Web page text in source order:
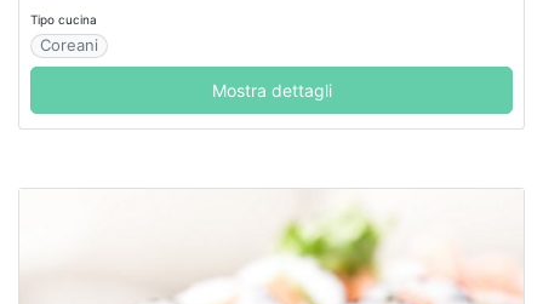
passione, per deliziare il vostro palato.
Tipo cucina
Coreani
Mostra dettagli